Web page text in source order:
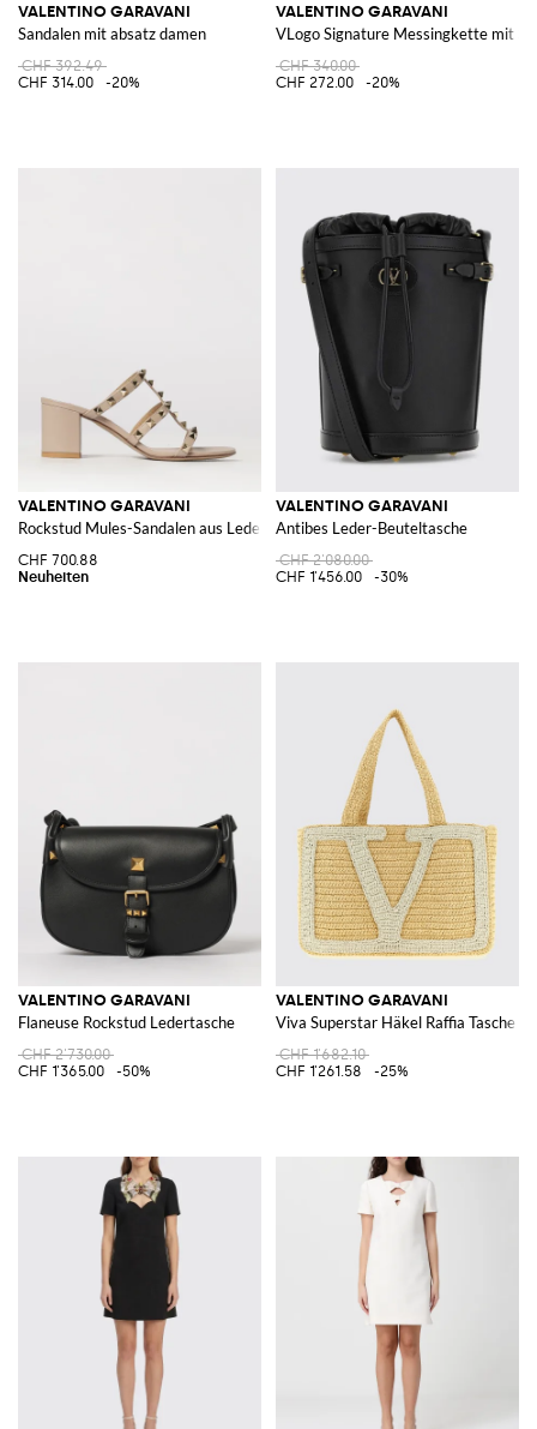
VALENTINO GARAVANI
Sandalen mit absatz damen
CHF 392.49
CHF 314.00
-20%
VALENTINO GARAVANI
VLogo Signature Messingkette mit
CHF 340.00
CHF 272.00
-20%
VALENTINO GARAVANI
Rockstud Mules-Sandalen aus Leder mit Nieten und mittlerem Absatz
CHF 700.88
VALENTINO GARAVANI
Antibes Leder-Beuteltasche
CHF 2'080.00
CHF 1'456.00
-30%
VALENTINO GARAVANI
Flaneuse Rockstud Ledertasche
CHF 2'730.00
CHF 1'365.00
-50%
VALENTINO GARAVANI
Viva Superstar Häkel Raffia Tasche
CHF 1'682.10
CHF 1'261.58
-25%